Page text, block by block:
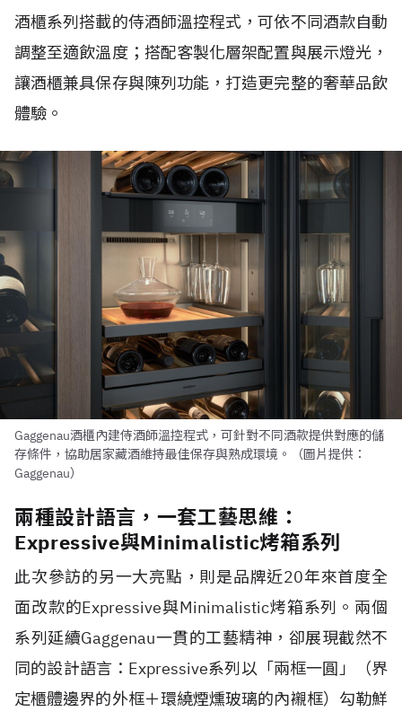
酒櫃系列搭載的侍酒師溫控程式，可依不同酒款自動
調整至適飲溫度；搭配客製化層架配置與展示燈光，
讓酒櫃兼具保存與陳列功能，打造更完整的奢華品飲
體驗。
Gaggenau酒櫃內建侍酒師溫控程式，可針對不同酒款提供對應的儲
存條件，協助居家藏酒維持最佳保存與熟成環境。（圖片提供：
Gaggenau）
兩種設計語言，一套工藝思維：
Expressive與Minimalistic烤箱系列
此次參訪的另一大亮點，則是品牌近20年來首度全
面改款的Expressive與Minimalistic烤箱系列。兩個
系列延續Gaggenau一貫的工藝精神，卻展現截然不
同的設計語言：Expressive系列以「兩框一圓」（界
定櫃體邊界的外框＋環繞煙燻玻璃的內襯框）勾勒鮮